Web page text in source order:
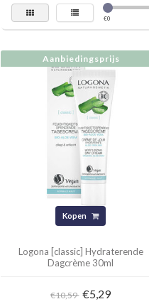
€0
Aanbiedingsprijs
Kopen
Logona [classic] Hydraterende
Dagcrème 30ml
€10,59 €5,29